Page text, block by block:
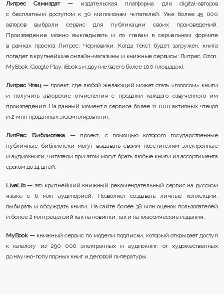
Литрес Самиздат — издательская платформа для digital-авторов
с бесплатным доступом к 30 миллионам читателей. Уже более 45 000
авторов выбрали сервис для публикации своих произведений.
Произведение можно выкладывать и по главам в сериальном формате
в рамках проекта Литрес: Черновики. Когда текст будет загружен, книга
попадет в крупнейшие онлайн-магазины и книжные сервисы: Литрес, Ozon,
MyBook, Google Play, iBooks и другие (всего более 100 площадок).
Литрес Чтец — проект, где любой желающий может стать «голосом» книги
и получить авторские отчисления с продажи каждого озвученного им
произведения. На данный момент в сервисе более 11 000 активных чтецов
и 2 млн проданных экземпляров книг.
ЛитРес: Библиотека — проект, с помощью которого государственные
публичные библиотеки могут выдавать своим посетителям электронные
и аудиокниги, читатели при этом могут брать любые книги из ассортимента
сроком до 14 дней.
LiveLib — это крупнейший книжный рекомендательный сервис на русском
языке с 6 млн аудиторией. Позволяет создавать личные коллекции,
выбирать и обсуждать книги. На сайте более 38 млн оценок пользователей
и более 2 млн рецензий как на новинки, так и на классические издания.
MyBook —книжный сервис по модели подписки, который открывает доступ
к каталогу из 290 000 электронных и аудиокниг: от художественных
до научно-популярных книг и деловой литературы.